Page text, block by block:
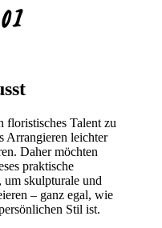
floristisches Talent zu
Arrangieren leichter
Daher möchten
praktische
skulpturale und
– ganz egal, wie
Stil ist.